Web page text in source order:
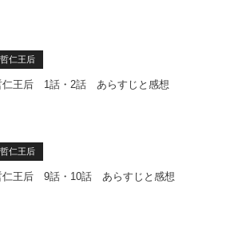
哲仁王后
仁王后 1話・2話 あらすじと感想
哲仁王后
仁王后 9話・10話 あらすじと感想